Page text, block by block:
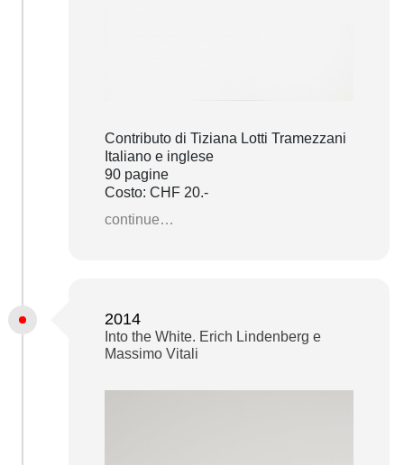
Contributo di Tiziana Lotti Tramezzani
Italiano e inglese
90 pagine
Costo: CHF 20.-
continue…
2014
Into the White. Erich Lindenberg e
Massimo Vitali